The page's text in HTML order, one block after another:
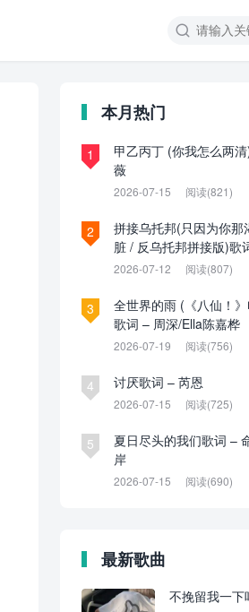

本月热门
1
甲乙丙丁 (你我怎么两
薇
2026-07-15 阅读(821)
2
拼接乌托邦(只因为你那
脏 / 反乌托邦拼接版)歌
过夏天P / 乌托邦P
2026-07-12 阅读(807)
3
全世界的雨 (《八仙！
歌词 – 周深/Ella陈嘉桦
2026-07-19 阅读(756)
4 讨厌歌词 – 芮恩
2026-07-15 阅读(725)
5
夏日尽头的我们歌词 –
岸
2026-07-15 阅读(690)
最新歌曲
不挽留我一下